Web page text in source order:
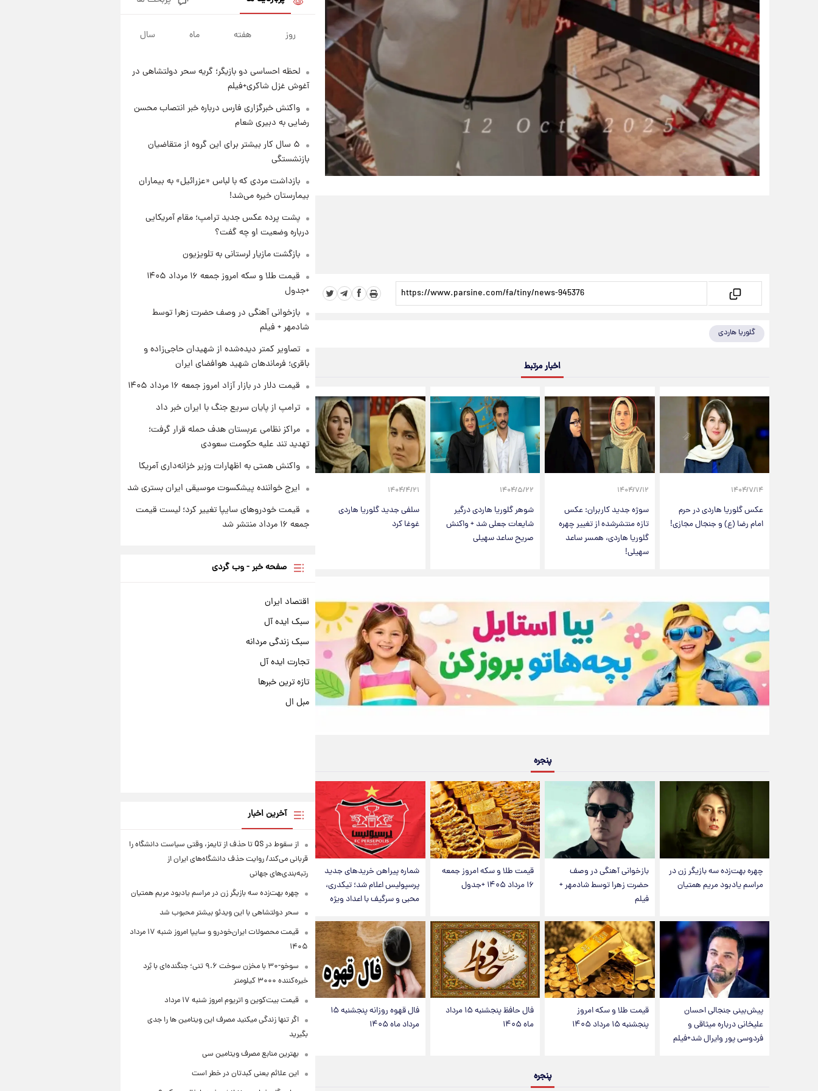
گلوریا هاردی
اخبار مرتبط
۱۴۰۴/۷/۱۴
عکس گلوریا هاردی در حرم
امام رضا (ع) و جنجال مجازی!
۱۴۰۴/۷/۱۲
سوژه جدید کاربران: عکس
تازه منتشرشده از تغییر چهره
گلوریا هاردی، همسر ساعد
سهیلی!
۱۴۰۴/۵/۲۲
شوهر گلوریا هاردی درگیر
شایعات جعلی شد + واکنش
صریح ساعد سهیلی
۱۴۰۴/۴/۲۱
سلفی جدید گلوریا هاردی
غوغا کرد
پنجره
چهره بهت‌زده سه بازیگر زن در
مراسم یادبود مریم همتیان
بازخوانی آهنگی در وصف
حضرت زهرا توسط شادمهر +
فیلم
قیمت طلا و سکه امروز جمعه
۱۶ مرداد ۱۴۰۵ +جدول
شماره پیراهن خریدهای جدید
پرسپولیس اعلام شد؛ تیکدری،
محبی و سرگیف با اعداد ویژه
پیش‌بینی جنجالی احسان
علیخانی درباره میثاقی و
فردوسی پور وایرال شد+فیلم
قیمت طلا و سکه امروز
پنجشنبه ۱۵ مرداد ۱۴۰۵
فال حافظ پنجشنبه ۱۵ مرداد
ماه ۱۴۰۵
فال قهوه روزانه پنجشنبه ۱۵
مرداد ماه ۱۴۰۵
پنجره
شماره پیراهن خریدهای جدید
پرسپولیس اعلام شد؛ تیکدری،
محبی و سرگیف با اعداد ویژه
۱ روز پیش
۱ روز پیش
تغییر تند قیمت محصولات
ایران‌خودرو و سایپا امروز پنجشنبه
۱۵ مرداد ۱۴۰۵ +جدول
۱ روز پیش
قیمت طلا و سکه امروز پنجشنبه
۱۵ مرداد ۱۴۰۵
روز هفته ماه سال
لحظه احساسی دو بازیگر؛ گریه سحر دولتشاهی در
آغوش غزل شاکری+فیلم
واکنش خبرگزاری فارس درباره خبر انتصاب محسن
رضایی به دبیری شعام
۵ سال کار بیشتر برای این گروه از متقاضیان
بازنشستگی
بازداشت مردی که با لباس «عزرائیل» به بیماران
بیمارستان خیره می‌شد!
پشت پرده عکس جدید ترامپ؛ مقام آمریکایی
درباره وضعیت او چه گفت؟
بازگشت مازیار لرستانی به تلویزیون
قیمت طلا و سکه امروز جمعه ۱۶ مرداد ۱۴۰۵
+جدول
بازخوانی آهنگی در وصف حضرت زهرا توسط
شادمهر + فیلم
تصاویر کمتر دیده‌شده از شهیدان حاجی‌زاده و
باقری؛ فرماندهان شهید هوافضای ایران
قیمت دلار در بازار آزاد امروز جمعه ۱۶ مرداد ۱۴۰۵
ترامپ از پایان سریع جنگ با ایران خبر داد
مراکز نظامی عربستان هدف حمله قرار گرفت؛
تهدید تند علیه حکومت سعودی
واکنش همتی به اظهارات وزیر خزانه‌داری آمریکا
ایرج خواننده پیشکسوت موسیقی ایران بستری شد
قیمت خودروهای سایپا تغییر کرد؛ لیست قیمت
جمعه ۱۶ مرداد منتشر شد
صفحه خبر - وب گردی
اقتصاد ایران
سبک ایده آل
سبک زندگی مردانه
تجارت ایده آل
تازه ترین خبرها
مبل ال
آخرین اخبار
از سقوط در QS تا حذف از تایمز، وقتی سیاست دانشگاه را
قربانی می‌کند/ روایت حذف دانشگاه‌های ایران از
رتبه‌بندی‌های جهانی
چهره بهت‌زده سه بازیگر زن در مراسم یادبود مریم همتیان
سحر دولتشاهی با این ویدئو بیشتر محبوب شد
قیمت محصولات ایران‌خودرو و سایپا امروز شنبه ۱۷ مرداد
۱۴۰۵
سوخو-۳۰ با مخزن سوخت ۹.۶ تنی؛ جنگنده‌ای با بُرد
خیره‌کننده ۳۰۰۰ کیلومتر
قیمت بیت‌کوین و اتریوم امروز شنبه ۱۷ مرداد
اگر تنها زندگی میکنید مصرف این ویتامین ها را جدی
بگیرید
بهترین منابع مصرف ویتامین سی
این علائم یعنی کبدتان در خطر است